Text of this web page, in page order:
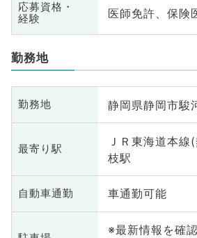
応募資格・
経験
医師免許、保険
勤務地
勤務地 静岡県静岡市駿
最寄り駅
ＪＲ東海道本
枝駅
自動車通勤 車通勤可能
※最新情報を確